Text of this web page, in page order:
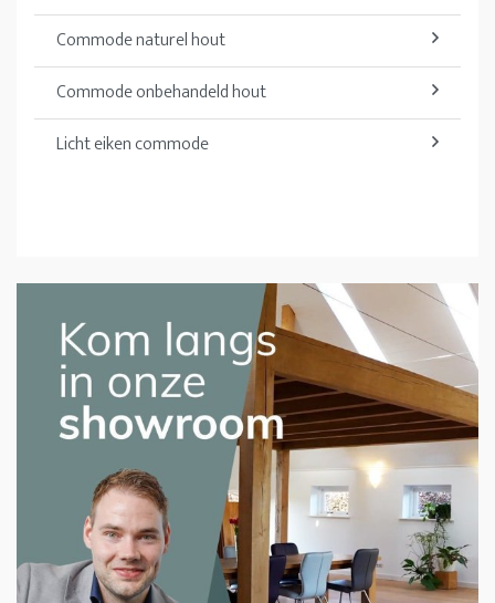
Commode naturel hout
Commode onbehandeld hout
Licht eiken commode